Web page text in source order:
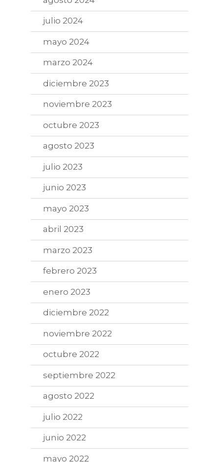
julio 2024
mayo 2024
marzo 2024
diciembre 2023
noviembre 2023
octubre 2023
agosto 2023
julio 2023
junio 2023
mayo 2023
abril 2023
marzo 2023
febrero 2023
enero 2023
diciembre 2022
noviembre 2022
octubre 2022
septiembre 2022
agosto 2022
julio 2022
junio 2022
mayo 2022